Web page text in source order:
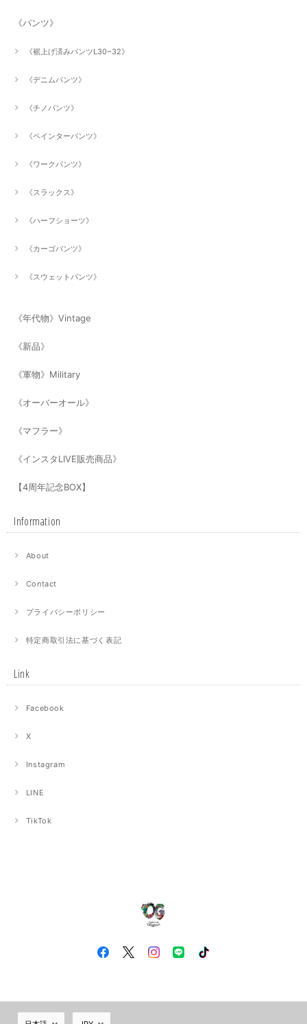
《パンツ》
《裾上げ済みパンツL30~32》
《デニムパンツ》
《チノパンツ》
《ペインターパンツ》
《ワークパンツ》
《スラックス》
《ハーフショーツ》
《カーゴパンツ》
《スウェットパンツ》
《年代物》Vintage
《新品》
《軍物》Military
《オーバーオール》
《マフラー》
《インスタLIVE販売商品》
【4周年記念BOX】
Information
About
Contact
プライバシーポリシー
特定商取引法に基づく表記
Link
Facebook
X
Instagram
LINE
TikTok